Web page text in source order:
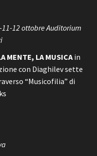
12 ottobre Auditorium
MENTE, LA MUSICA in
con Diaghilev sette
“Musicofilia” di